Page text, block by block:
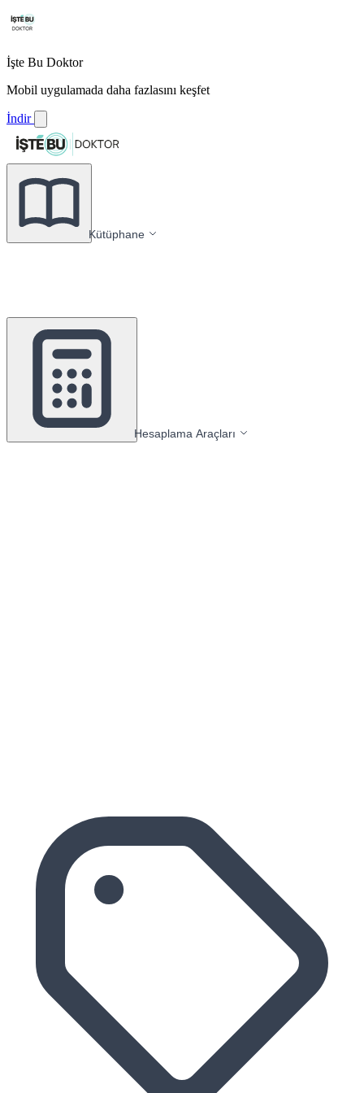
İşte Bu Doktor
Mobil uygulamada daha fazlasını keşfet
İndir
Kütüphane
Hesaplama Araçları